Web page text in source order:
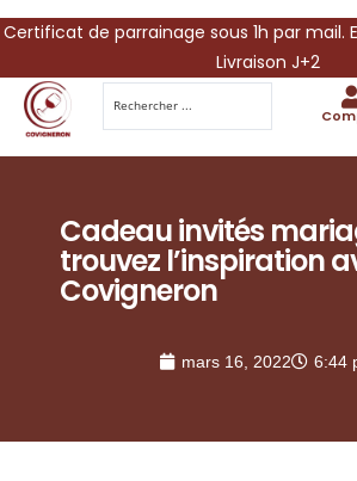
Certificat de parrainage sous 1h par mail.
Livraison J+2
Cadeau invités
trouvez l’inspiration
Covigneron
mars 16, 2022 6:44